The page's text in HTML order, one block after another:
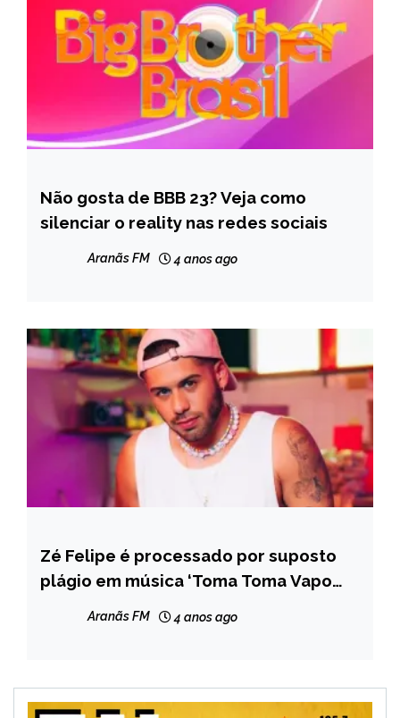
ENTRETENIMENTO
NOTÍCIAS
Não gosta de BBB 23? Veja como
silenciar o reality nas redes sociais
Aranãs FM 4 anos ago
ENTRETENIMENTO
Zé Felipe é processado por suposto
plágio em música ‘Toma Toma Vapo
Aranãs FM 4 anos ago